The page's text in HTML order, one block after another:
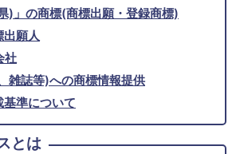
)」の商標(商標出願・登録商標)
出願人
社
雑誌等)への商標情報提供
準について
とは